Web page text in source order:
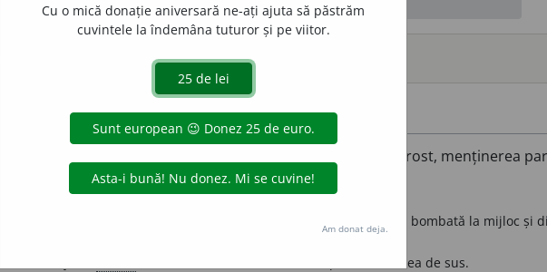
surse
țesut, care susține spata și permite dirijarea suveicii prin rost, menținerea
firului de bătătură.
în care se fixează spata, alcătuită dintr-o scândură de lemn bombată la mijloc și
, formată dintr-o bară de lemn, paralelă cu cea de sus.
Cu o mică donație aniversară ne-ați ajuta să păstrăm
cuvintele la îndemâna tuturor și pe viitor.
Am donat deja.